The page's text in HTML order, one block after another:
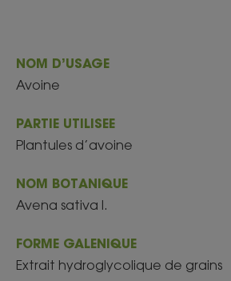
NOM D’USAGE
Avoine
PARTIE UTILISEE
Plantules d’avoine
NOM BOTANIQUE
Avena sativa l.
FORME GALENIQUE
Extrait hydroglycolique de grains